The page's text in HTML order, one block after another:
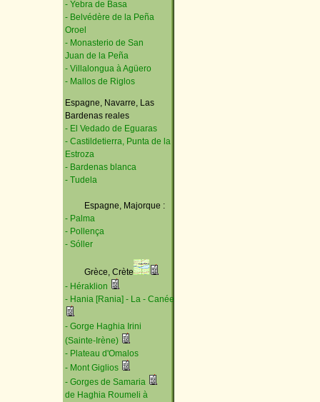
- Yebra de Basa
- Belvédère de la Peña
Oroel
- Monasterio de San
Juan de la Peña
- Villalongua à Agüero
- Mallos de Riglos
Espagne, Navarre, Las
Bardenas reales
- El Vedado de Eguaras
- Castildetierra, Punta de la
Estroza
- Bardenas blanca
- Tudela
Espagne, Majorque :
- Palma
- Pollença
- Sóller
Grèce, Crète
- Héraklion
- Hania [Rania] - La - Canée
- Gorge Haghia Irini
(Sainte-Irène)
- Plateau d'Omalos
- Mont Giglios
- Gorges de Samaria
de Haghia Roumeli à